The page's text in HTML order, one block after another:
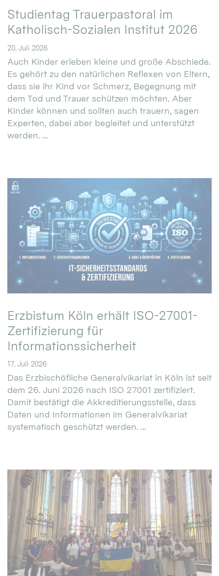
Studientag Trauerpastoral im
Katholisch-Sozialen Institut 2026
20. Juli 2026
Auch Kinder erleben kleine und große Abschiede.
Es gehört zu den natürlichen Reflexen von Eltern,
dass sie ihr Kind vor Schmerz, Begegnung mit
dem Tod und Trauer schützen möchten. Aber
Kinder können und sollten auch trauern, sagen
Experten, dabei aber begleitet und unterstützt
werden. ...
Erzbistum Köln erhält ISO-27001-
Zertifizierung für
Informationssicherheit
17. Juli 2026
Das Erzbischöfliche Generalvikariat in Köln ist seit
dem 26. Juni 2026 nach ISO 27001 zertifiziert.
Damit bestätigt die Akkreditierungsstelle, dass
Daten und Informationen im Generalvikariat
systematisch geschützt werden. ...